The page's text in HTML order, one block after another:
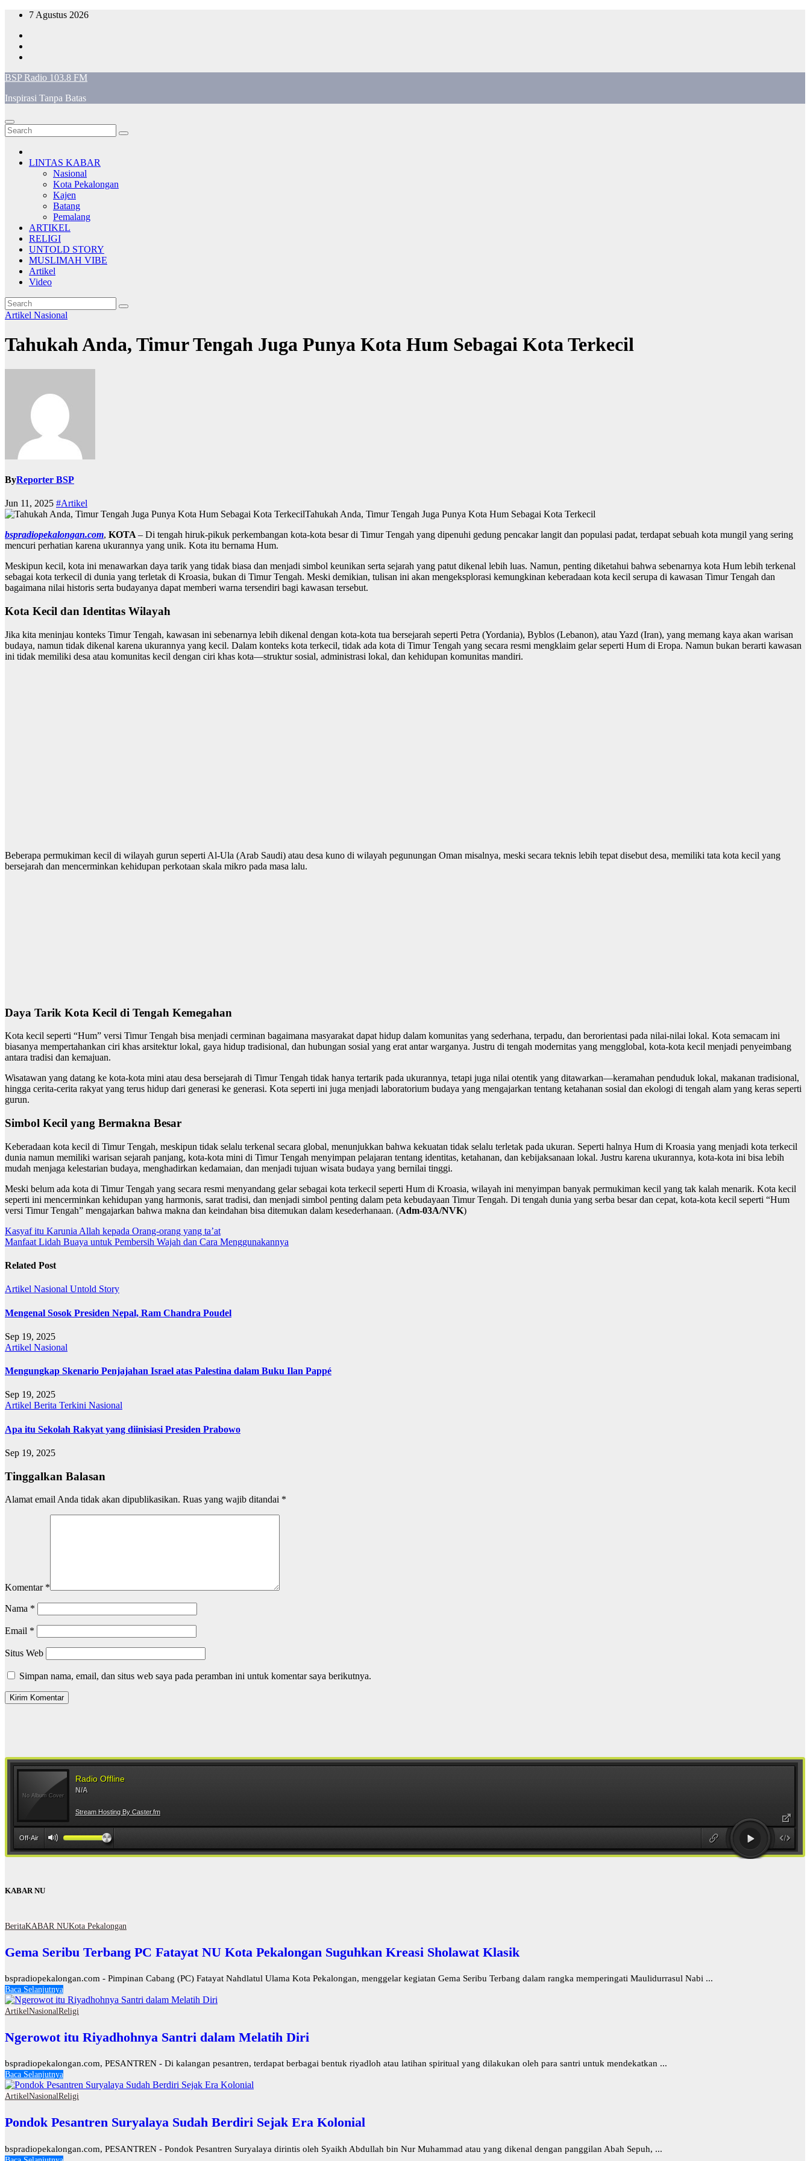
Skip
content
7 Agustus 2026
BSP Radio 103.8 FM
Inspirasi Tanpa Batas
LINTAS KABAR
Nasional
Kota Pekalongan
Kajen
Batang
Pemalang
ARTIKEL
RELIGI
UNTOLD STORY
MUSLIMAH VIBE
Artikel
Video
Artikel Nasional
Tahukah Anda, Timur Tengah Juga Punya Kota Hum Sebagai Kota Terkecil
ByReporter BSP
Jun 11, 2025 #Artikel
Tahukah Anda, Timur Tengah Juga Punya Kota Hum Sebagai Kota Terkecil
bspradiopekalongan.com, KOTA– Di tengah hiruk-pikuk perkembangan kota-kota besar di Timur Tengah yang dipenuhi gedung pencakar langit dan populasi padat, terdapat sebuah kota mungil yang sering
mencuri perhatian karena ukurannya yang unik. Kota itu bernama Hum.
Meskipun kecil, kota ini menawarkan daya tarik yang tidak biasa dan menjadi simbol keunikan serta sejarah yang patut dikenal lebih luas. Namun, penting diketahui bahwa sebenarnya kota Hum lebih terkenal
sebagai kota terkecil di dunia yang terletak di Kroasia, bukan di Timur Tengah. Meski demikian, tulisan ini akan mengeksplorasi kemungkinan keberadaan kota kecil serupa di kawasan Timur Tengah dan
bagaimana nilai historis serta budayanya dapat memberi warna tersendiri bagi kawasan tersebut.
Kota Kecil dan Identitas Wilayah
Jika kita meninjau konteks Timur Tengah, kawasan ini sebenarnya lebih dikenal dengan kota-kota tua bersejarah seperti Petra (Yordania), Byblos (Lebanon), atau Yazd (Iran), yang memang kaya akan warisan
budaya, namun tidak dikenal karena ukurannya yang kecil. Dalam konteks kota terkecil, tidak ada kota di Timur Tengah yang secara resmi mengklaim gelar seperti Hum di Eropa. Namun bukan berarti kawasan
ini tidak memiliki desa atau komunitas kecil dengan ciri khas kota—struktur sosial, administrasi lokal, dan kehidupan komunitas mandiri.
Beberapa permukiman kecil di wilayah gurun seperti Al-Ula (Arab Saudi) atau desa kuno di wilayah pegunungan Oman misalnya, meski secara teknis lebih tepat disebut desa, memiliki tata kota kecil yang
bersejarah dan mencerminkan kehidupan perkotaan skala mikro pada masa lalu.
Daya Tarik Kota Kecil di Tengah Kemegahan
Kota kecil seperti “Hum” versi Timur Tengah bisa menjadi cerminan bagaimana masyarakat dapat hidup dalam komunitas yang sederhana, terpadu, dan berorientasi pada nilai-nilai lokal. Kota semacam ini
biasanya mempertahankan ciri khas arsitektur lokal, gaya hidup tradisional, dan hubungan sosial yang erat antar warganya. Justru di tengah modernitas yang mengglobal, kota-kota kecil menjadi penyeimbang
antara tradisi dan kemajuan.
Wisatawan yang datang ke kota-kota mini atau desa bersejarah di Timur Tengah tidak hanya tertarik pada ukurannya, tetapi juga nilai otentik yang ditawarkan—keramahan penduduk lokal, makanan tradisional,
hingga cerita-cerita rakyat yang terus hidup dari generasi ke generasi. Kota seperti ini juga menjadi laboratorium budaya yang mengajarkan tentang ketahanan sosial dan ekologi di tengah alam yang keras seperti
gurun.
Simbol Kecil yang Bermakna Besar
Keberadaan kota kecil di Timur Tengah, meskipun tidak selalu terkenal secara global, menunjukkan bahwa kekuatan tidak selalu terletak pada ukuran. Seperti halnya Hum di Kroasia yang menjadi kota terkecil
dunia namun memiliki warisan sejarah panjang, kota-kota mini di Timur Tengah menyimpan pelajaran tentang identitas, ketahanan, dan kebijaksanaan lokal. Justru karena ukurannya, kota-kota ini bisa lebih
mudah menjaga kelestarian budaya, menghadirkan kedamaian, dan menjadi tujuan wisata budaya yang bernilai tinggi.
Meski belum ada kota di Timur Tengah yang secara resmi menyandang gelar sebagai kota terkecil seperti Hum di Kroasia, wilayah ini menyimpan banyak permukiman kecil yang tak kalah menarik. Kota kecil
seperti ini mencerminkan kehidupan yang harmonis, sarat tradisi, dan menjadi simbol penting dalam peta kebudayaan Timur Tengah. Di tengah dunia yang serba besar dan cepat, kota-kota kecil seperti “Hum
versi Timur Tengah” mengajarkan bahwa makna dan keindahan bisa ditemukan dalam kesederhanaan. (Adm-03A/NVK)
Navigasi
pos
Kasyaf itu Karunia Allah kepada Orang-orang yang ta’at
Manfaat Lidah Buaya untuk Pembersih Wajah dan Cara Menggunakannya
Related Post
Artikel Nasional Untold Story
Mengenal Sosok Presiden Nepal, Ram Chandra Poudel
Sep 19, 2025
Artikel Nasional
Mengungkap Skenario Penjajahan Israel atas Palestina dalam Buku Ilan Pappé
Sep 19, 2025
Artikel Berita Terkini Nasional
Apa itu Sekolah Rakyat yang diinisiasi Presiden Prabowo
Sep 19, 2025
Tinggalkan Balasan
Alamat email Anda tidak akan dipublikasikan. Ruas yang wajib ditandai *
Komentar *
Nama *
Email *
Situs Web
Simpan nama, email, dan situs web saya pada peramban ini untuk komentar saya berikutnya.
KABAR NU
BeritaKABAR NUKota Pekalongan
Gema Seribu Terbang PC Fatayat NU Kota Pekalongan Suguhkan Kreasi Sholawat Klasik
bspradiopekalongan.com - Pimpinan Cabang (PC) Fatayat Nahdlatul Ulama Kota Pekalongan, menggelar kegiatan Gema Seribu Terbang dalam rangka memperingati Maulidurrasul Nabi ...
Baca Selanjutnya
ArtikelNasionalReligi
Ngerowot itu Riyadhohnya Santri dalam Melatih Diri
bspradiopekalongan.com, PESANTREN - Di kalangan pesantren, terdapat berbagai bentuk riyadloh atau latihan spiritual yang dilakukan oleh para santri untuk mendekatkan ...
Baca Selanjutnya
ArtikelNasionalReligi
Pondok Pesantren Suryalaya Sudah Berdiri Sejak Era Kolonial
bspradiopekalongan.com, PESANTREN - Pondok Pesantren Suryalaya dirintis oleh Syaikh Abdullah bin Nur Muhammad atau yang dikenal dengan panggilan Abah Sepuh, ...